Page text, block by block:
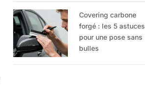
Covering carbone
forgé : les 5 astuces
pour une pose sans
bulles